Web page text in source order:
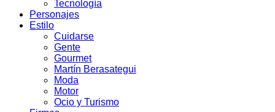
Tecnología
Personajes
Estilo
Cuidarse
Gente
Gourmet
Martín Berasategui
Moda
Motor
Ocio y Turismo